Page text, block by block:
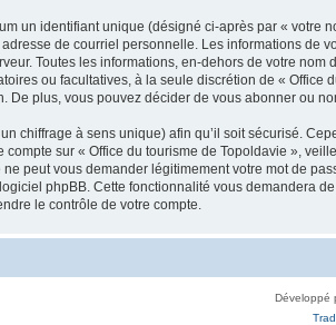
un identifiant unique (désigné ci-après par « votre
de courriel personnelle. Les informations de
Toutes les informations, en-dehors de votre
ou facultatives, à la seule discrétion de «
De plus, vous pouvez décider de vous abonner ou
chiffrage à sens unique) afin qu’il soit sécurisé.
compte sur « Office du tourisme de Topoldavie »,
peut vous demander légitimement votre mot de
phpBB. Cette fonctionnalité vous demandera
le contrôle de votre compte.
Développé